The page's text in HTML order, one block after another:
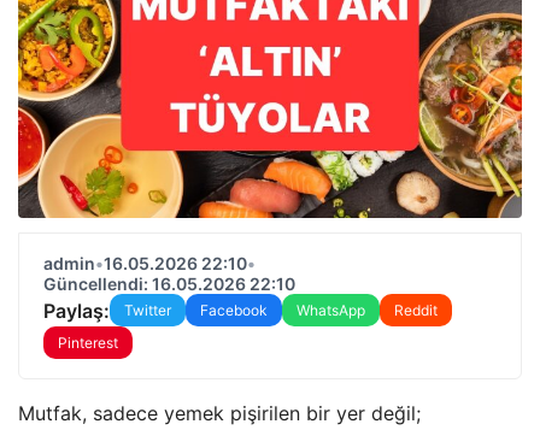
admin•16.05.2026 22:10•
Güncellendi: 16.05.2026 22:10
Paylaş: Twitter Facebook WhatsApp
Reddit
Pinterest
Mutfak, sadece yemek pişirilen bir yer değil;